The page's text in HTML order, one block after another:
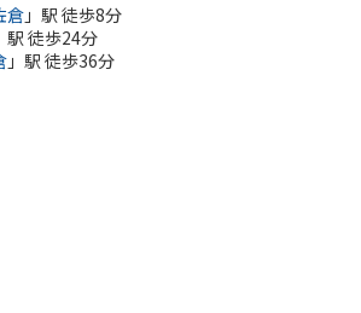
倉 」駅 徒歩8分
駅 徒歩24分
」駅 徒歩36分